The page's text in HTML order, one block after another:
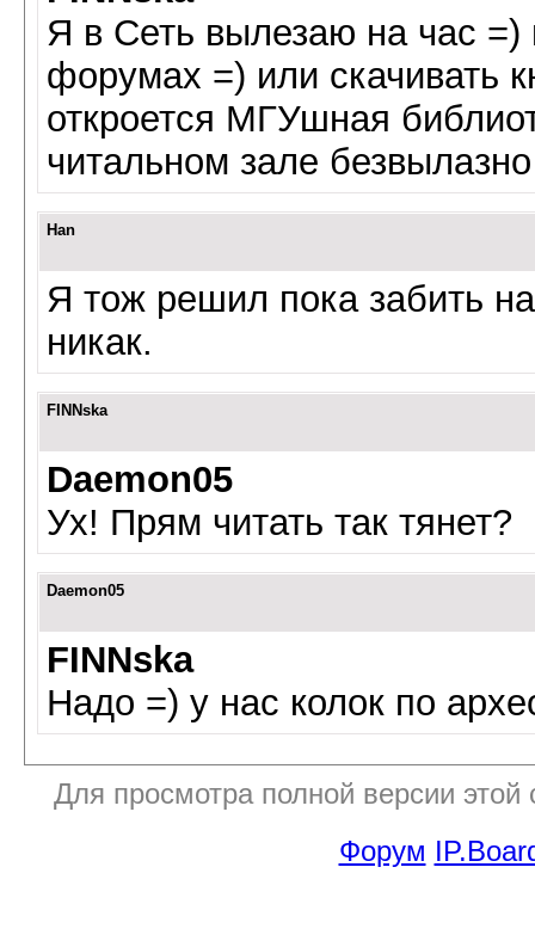
Я в Сеть вылезаю на час =)
форумах =) или скачивать
откроется МГУшная
читальном зале
Han
Я тож решил пока забить
никак.
FINNska
Daemon05
Ух! Прям читать так тянет?
Daemon05
FINNska
Надо =) у нас колок по
Для просмотра полной версии
Форум